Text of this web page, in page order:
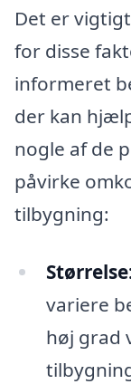
Det er
for disse
informeret
der kan
nogle af de
påvirke
tilbygning:
variere
høj grad